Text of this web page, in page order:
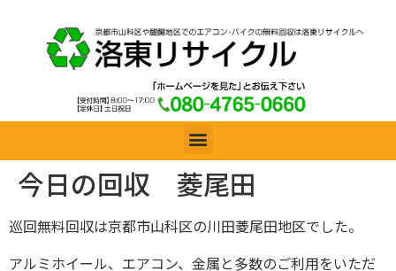
今日の回収 菱尾田
巡回無料回収は京都市山科区の川田菱尾田地区でした。
アルミホイール、エアコン、金属と多数のご利用をいただ